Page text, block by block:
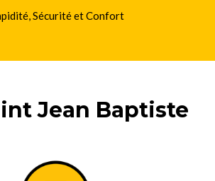
Sécurité et Confort
Jean Baptiste